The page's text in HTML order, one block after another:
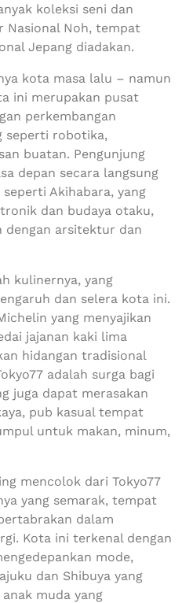
koleksi seni dan
Nasional Noh, tempat
Jepang diadakan.
kota masa lalu – namun
ini merupakan pusat
perkembangan
seperti robotika,
buatan. Pengunjung
depan secara langsung
Akihabara, yang
dan budaya otaku,
dengan arsitektur dan
kulinernya, yang
dan selera kota ini.
yang menyajikan
jajanan kaki lima
hidangan tradisional
adalah surga bagi
juga dapat merasakan
pub kasual tempat
untuk makan, minum,
mencolok dari Tokyo77
yang semarak, tempat
dalam
Kota ini terkenal dengan
mode,
dan Shibuya yang
muda yang